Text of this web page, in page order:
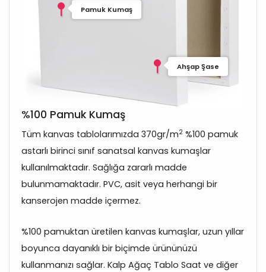
Pamuk Kumaş
Ahşap Şase
%100 Pamuk Kumaş
Tüm kanvas tablolarımızda 370gr/m2 %100 pamuk
astarlı birinci sınıf sanatsal kanvas kumaşlar
kullanılmaktadır. Sağlığa zararlı madde
bulunmamaktadır. PVC, asit veya herhangi bir
kanserojen madde içermez.
%100 pamuktan üretilen kanvas kumaşlar, uzun yıllar
boyunca dayanıklı bir biçimde ürününüzü
kullanmanızı sağlar. Kalp Ağaç Tablo Saat ve diğer